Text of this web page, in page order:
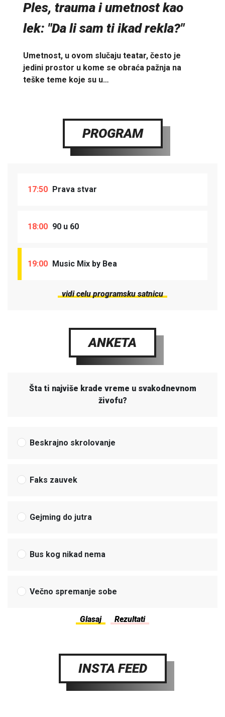
Ples, trauma i umetnost kao
lek: "Da li sam ti ikad rekla?"
Umetnost, u ovom slučaju teatar, često je
jedini prostor u kome se obraća pažnja na
teške teme koje su u…
PROGRAM
17:50 Prava stvar
18:00 90 u 60
19:00 Music Mix by Bea
vidi celu programsku satnicu
ANKETA
Šta ti najviše krade vreme u svakodnevnom
živofu?
Beskrajno skrolovanje
Faks zauvek
Gejming do jutra
Bus kog nikad nema
Večno spremanje sobe
INSTA FEED